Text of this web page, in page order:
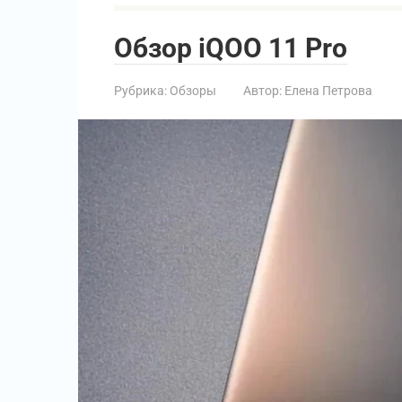
Обзор iQOO 11 Pro
Рубрика: Обзоры Автор: Елена Петрова